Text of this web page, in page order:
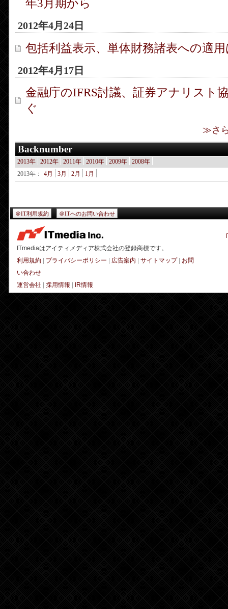
年3月期から
2012年4月24日
包括利益表示、単体財務諸表への適
2012年4月17日
金融庁のIFRS討議、証券アナリスト
ぐ
≫さ
Backnumber
2013年 2012年 2011年 2010年 2009年
2008年
2013年：
4月 3月 2月 1月
＠IT利用規約 ＠ITへのお問い合わせ
ITmediaはアイティメディア株式会社の登録商標です。
利用規約
プライバシーポリシー 広告案内 サイトマップ| お問
い合わせ
運営会社
採用情報 IR情報